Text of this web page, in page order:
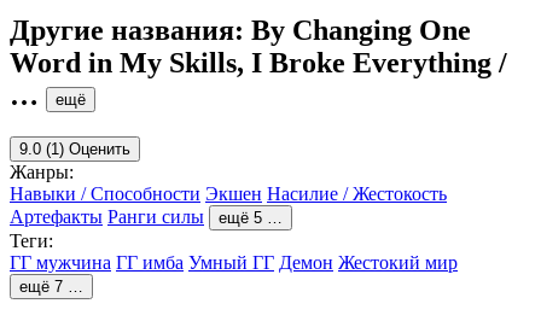
Другие названия: By Changing One
Word in My Skills, I Broke Everything /
…
ещё
9.0 (1) Оценить
Жанры:
Навыки / Способности Экшен Насилие / Жестокость
Артефакты Ранги силы ещё 5 …
Теги:
ГГ мужчина ГГ имба Умный ГГ Демон Жестокий мир
ещё 7 …